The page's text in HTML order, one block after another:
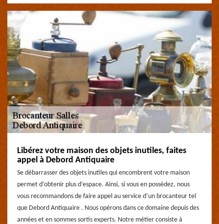
Libérez votre maison des objets inutiles, faites
appel à Debord Antiquaire
Se débarrasser des objets inutiles qui encombrent votre maison
permet d’obtenir plus d’espace. Ainsi, si vous en possédez, nous
vous recommandons de faire appel au service d’un brocanteur tel
que Debord Antiquaire . Nous opérons dans ce domaine depuis des
années et en sommes sortis experts. Notre métier consiste à